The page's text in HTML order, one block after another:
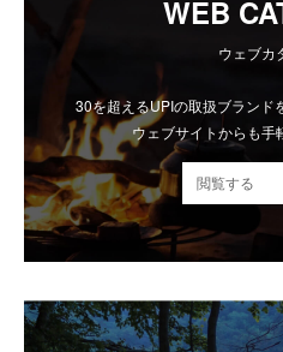
WEB
ウェブカ
30を超えるUPIの取扱ブランド
ウェブサイトからも手
閲覧する